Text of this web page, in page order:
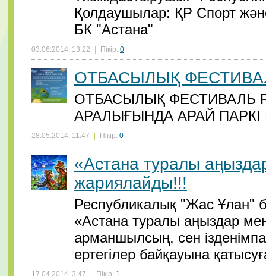
Қолдаушылар: ҚР Спорт
БК "Астана"
03.06.2014, 13:22 Пікір: 0
ОТБАСЫЛЫҚ
ОТБАСЫЛЫҚ ФЕСТИВАЛЬ
АРАЛЫҒЫНДА АРАЙ ПАРКІ
28.05.2014, 11:47 Пікір: 0
«Астана туралы
жариялайды!!!
Республикалық "Жас Ұлан"
«Астана туралы аңыздар
арманшылсың, сен
ертегілер байқауына
17.04.2014, 3:47 Пікір: 1